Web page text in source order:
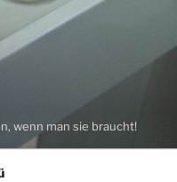
wenn man sie braucht!